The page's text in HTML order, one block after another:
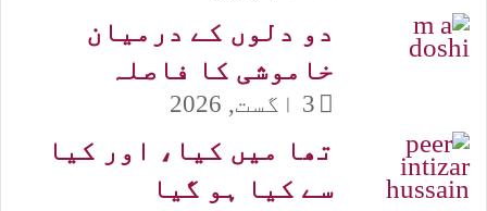
دو دلوں کے درمیان
خاموشی کا فاصلہ
3 اگست, 2026
تھا میں کیا، اور کیا
سے کیا ہو گیا